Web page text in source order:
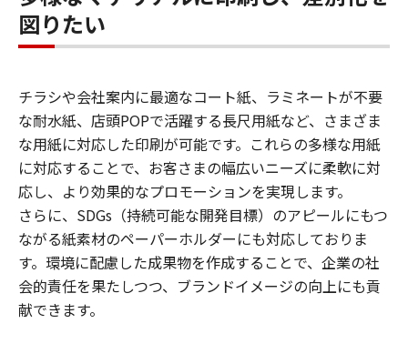
図りたい
チラシや会社案内に最適なコート紙、ラミネートが不要
な耐水紙、店頭POPで活躍する長尺用紙など、さまざま
な用紙に対応した印刷が可能です。これらの多様な用紙
に対応することで、お客さまの幅広いニーズに柔軟に対
応し、より効果的なプロモーションを実現します。
さらに、SDGs（持続可能な開発目標）のアピールにもつ
ながる紙素材のペーパーホルダーにも対応しておりま
す。環境に配慮した成果物を作成することで、企業の社
会的責任を果たしつつ、ブランドイメージの向上にも貢
献できます。